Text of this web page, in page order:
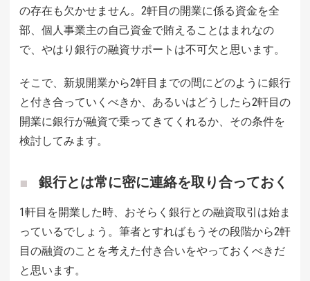
の存在も欠かせません。2軒目の開業に係る資金を全
部、個人事業主の自己資金で賄えることはまれなの
で、やはり銀行の融資サポートは不可欠と思います。
そこで、新規開業から2軒目までの間にどのように銀行
と付き合っていくべきか、あるいはどうしたら2軒目の
開業に銀行が融資で乗ってきてくれるか、その条件を
検討してみます。
銀行とは常に密に連絡を取り合っておく
1軒目を開業した時、おそらく銀行との融資取引は始ま
っているでしょう。筆者とすればもうその段階から2軒
目の融資のことを考えた付き合いをやっておくべきだ
と思います。